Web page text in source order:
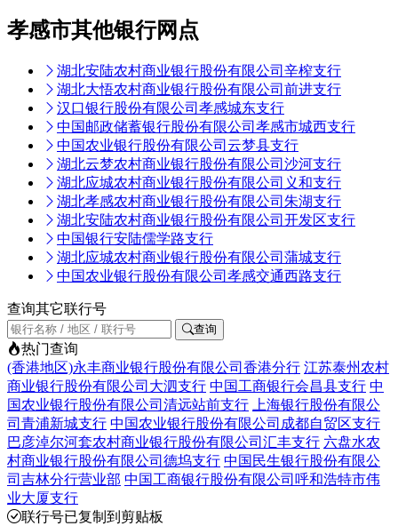
孝感市其他银行网点
湖北安陆农村商业银行股份有限公司辛榨支行
湖北大悟农村商业银行股份有限公司前进支行
汉口银行股份有限公司孝感城东支行
中国邮政储蓄银行股份有限公司孝感市城西支行
中国农业银行股份有限公司云梦县支行
湖北云梦农村商业银行股份有限公司沙河支行
湖北应城农村商业银行股份有限公司义和支行
湖北孝感农村商业银行股份有限公司朱湖支行
湖北安陆农村商业银行股份有限公司开发区支行
中国银行安陆儒学路支行
湖北应城农村商业银行股份有限公司蒲城支行
中国农业银行股份有限公司孝感交通西路支行
查询其它联行号
查询
热门查询
(香港地区)永丰商业银行股份有限公司香港分行 江苏泰州农村
商业银行股份有限公司大泗支行 中国工商银行会昌县支行 中
国农业银行股份有限公司清远站前支行
上海银行股份有限公
司青浦新城支行 中国农业银行股份有限公司成都自贸区支行
巴彦淖尔河套农村商业银行股份有限公司汇丰支行 六盘水农
村商业银行股份有限公司德坞支行 中国民生银行股份有限公
司吉林分行营业部 中国工商银行股份有限公司呼和浩特市伟
业大厦支行
联行号已复制到剪贴板